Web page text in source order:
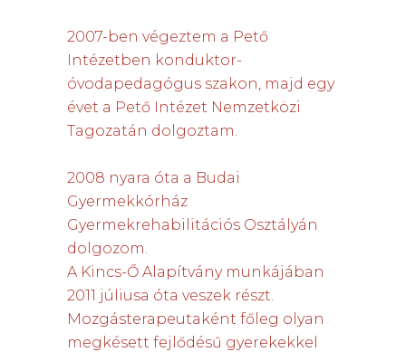
2007-ben végeztem a Pető
Intézetben konduktor-
óvodapedagógus szakon, majd egy
évet a Pető Intézet Nemzetközi
Tagozatán dolgoztam.
2008 nyara óta a Budai
Gyermekkórház
Gyermekrehabilitációs Osztályán
dolgozom.
A Kincs-Ő Alapítvány munkájában
2011 júliusa óta veszek részt.
Mozgásterapeutaként főleg olyan
megkésett fejlődésű gyerekekkel